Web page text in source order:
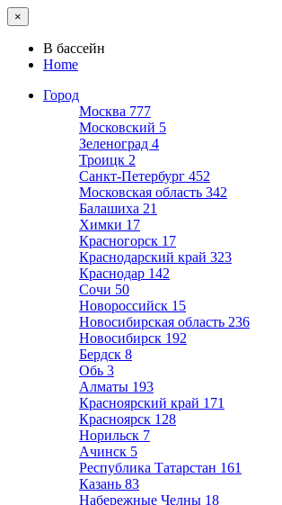
×
В бассейн
Home
Город
Москва 777
Московский 5
Зеленоград 4
Троицк 2
Санкт-Петербург 452
Московская область 342
Балашиха 21
Химки 17
Красногорск 17
Краснодарский край 323
Краснодар 142
Сочи 50
Новороссийск 15
Новосибирская область 236
Новосибирск 192
Бердск 8
Обь 3
Алматы 193
Красноярский край 171
Красноярск 128
Норильск 7
Ачинск 5
Республика Татарстан 161
Казань 83
Набережные Челны 18